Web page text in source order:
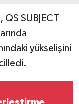
SUBJECT
yükselişini